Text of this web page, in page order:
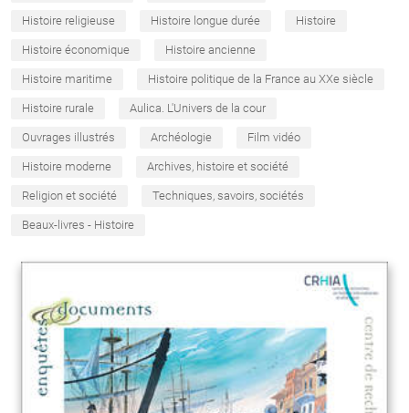
Histoire religieuse Histoire longue durée Histoire
Histoire économique Histoire ancienne
Histoire maritime Histoire politique de la France au XXe siècle
Histoire rurale Aulica. L'Univers de la cour
Ouvrages illustrés Archéologie Film vidéo
Histoire moderne Archives, histoire et société
Religion et société Techniques, savoirs, sociétés
Beaux-livres - Histoire